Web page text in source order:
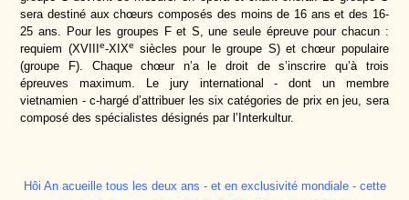
sera destiné aux chœurs composés des moins de 16 ans et des 16-
25 ans. Pour les groupes F et S, une seule épreuve pour chacun :
requiem (XVIII
e-XIXe
siècles pour le groupe S) et chœur populaire
(groupe F). Chaque chœur n’a le droit de s’inscrire qu’à trois
épreuves maximum. Le jury international - dont un membre
vietnamien - c-hargé d’attribuer les six catégories de prix en jeu, sera
composé des spécialistes désignés par l’Interkultur.
Hôi An acueille tous les deux ans - et en exclusivité mondiale - cette